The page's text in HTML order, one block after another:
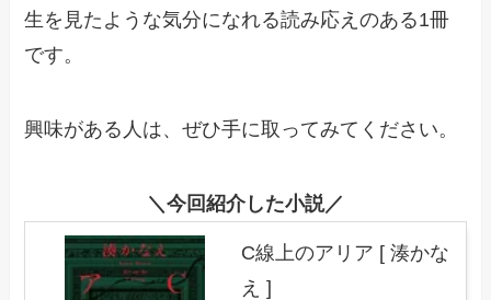
生を見たような気分になれる読み応えのある1冊
です。
興味がある人は、ぜひ手に取ってみてください。
＼今回紹介した小説／
C線上のアリア [ 湊かな
え ]